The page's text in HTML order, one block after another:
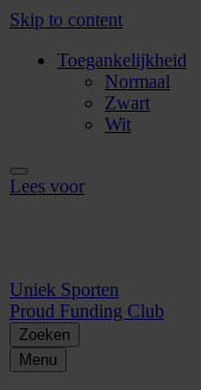
Skip to content
Toegankelijkheid
Normaal
Zwart
Wit
Lees voor
Uniek Sporten
Proud Funding Club
Zoeken
Menu